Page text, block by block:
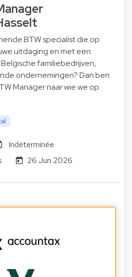
BTW specialist die op
uitdaging en met een
familiebedrijven,
ondernemingen? Dan ben
Manager naar wie we op
Indéterminée
26 Jun 2026